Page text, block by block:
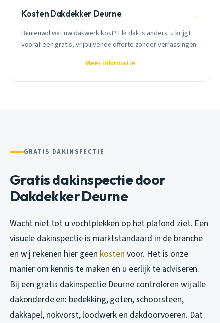
Kosten Dakdekker Deurne →
Benieuwd wat uw dakwerk kost? Elk dak is anders: u krijgt
vooraf een gratis, vrijblijvende offerte zonder verrassingen.
Meer informatie
GRATIS DAKINSPECTIE
Gratis dakinspectie door
Dakdekker Deurne
Wacht niet tot u vochtplekken op het plafond ziet. Een
visuele dakinspectie is marktstandaard in de branche
en wij rekenen hier geen kosten voor. Het is onze
manier om kennis te maken en u eerlijk te adviseren.
Bij een gratis dakinspectie Deurne controleren wij alle
dakonderdelen: bedekking, goten, schoorsteen,
dakkapel, nokvorst, loodwerk en dakdoorvoeren. Dat